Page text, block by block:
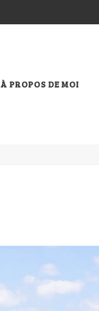
À PROPOS DE MOI